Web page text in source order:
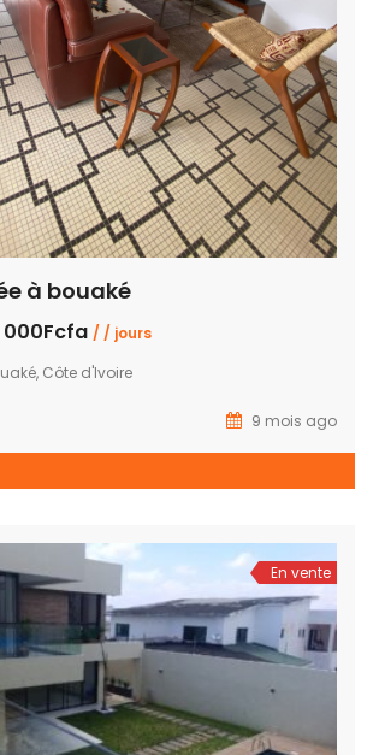
à bouaké
000Fcfa / / jours
Côte d'Ivoire
9 mois ago
En vente